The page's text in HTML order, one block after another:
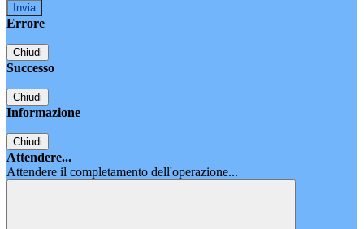
Errore
Chiudi
Successo
Chiudi
Informazione
Chiudi
Attendere...
Attendere il completamento dell'operazione...